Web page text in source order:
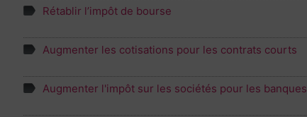
Rétablir l’impôt de bourse
Augmenter les cotisations pour les contrats courts
Augmenter l'impôt sur les sociétés pour les banques